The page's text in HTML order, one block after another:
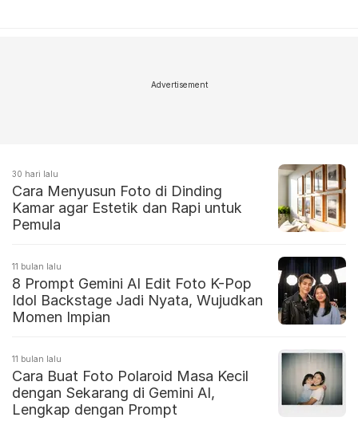
Advertisement
30 hari lalu
Cara Menyusun Foto di Dinding
Kamar agar Estetik dan Rapi untuk
Pemula
11 bulan lalu
8 Prompt Gemini AI Edit Foto K-Pop
Idol Backstage Jadi Nyata, Wujudkan
Momen Impian
11 bulan lalu
Cara Buat Foto Polaroid Masa Kecil
dengan Sekarang di Gemini AI,
Lengkap dengan Prompt